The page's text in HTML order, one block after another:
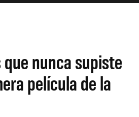
nunca supiste
película de la